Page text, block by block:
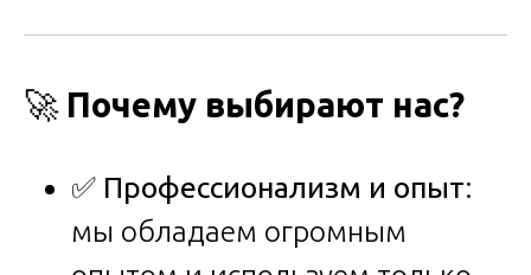
🚀 Почему выбирают нас?
✅ Профессионализм и опыт:
мы обладаем огромным